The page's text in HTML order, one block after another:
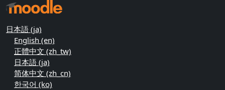
日本語 ‎(ja)‎
English ‎(en)‎
正體中文 ‎(zh_tw)‎
日本語 ‎(ja)‎
简体中文 ‎(zh_cn)‎
한국어 ‎(ko)‎